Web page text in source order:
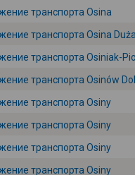
транспорта Osina
транспорта Osina Duża
транспорта Osiniak-
транспорта Osinów
транспорта Osiny
транспорта Osiny
транспорта Osiny
транспорта Osiny